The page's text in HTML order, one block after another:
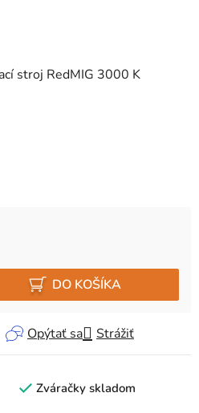
stroj RedMIG 3000 K
DO KOŠÍKA
Opýtať sa Strážiť
Zváračky skladom